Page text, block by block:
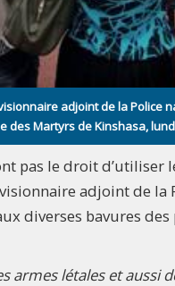
adjoint de la Police
des Martyrs de Kinshasa,
pas le droit
adjoint de la
diverses bavures
armes létales et aussi